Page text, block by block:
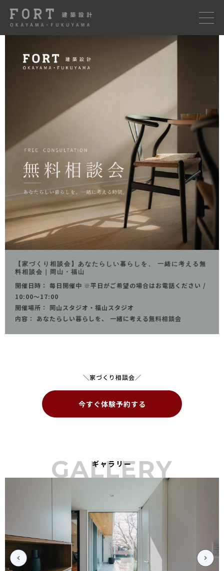
【家づくり相談会】あなたらしい暮らしを、 一緒に考える無
料相談会｜岡山・福山
開催日時： 毎日開催中 ※平日がご希望の場合はお電話ください /
10:00～17:00
開催場所： 岡山スタジオ・福山スタジオ
内容： あなたらしい暮らしを、 一緒に考える無料相談会
＼家づくり相談会／
今すぐ体験予約する
ギャラリー
GALLERY